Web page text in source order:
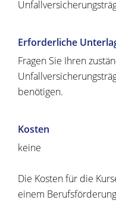
Erforderliche
Fragen Sie Ihren
benötigen.
Kosten
keine
Die Kosten für die
einem